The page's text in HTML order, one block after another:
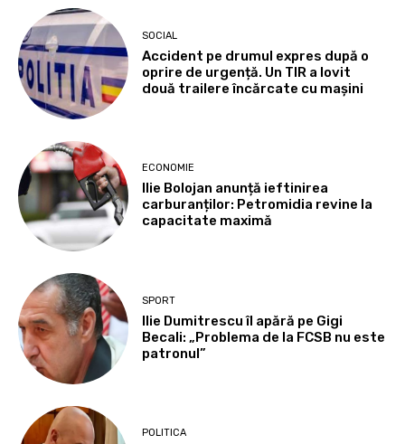
SOCIAL
Accident pe drumul expres după o
oprire de urgență. Un TIR a lovit
două trailere încărcate cu mașini
ECONOMIE
Ilie Bolojan anunță ieftinirea
carburanților: Petromidia revine la
capacitate maximă
SPORT
Ilie Dumitrescu îl apără pe Gigi
Becali: „Problema de la FCSB nu este
patronul”
POLITICA